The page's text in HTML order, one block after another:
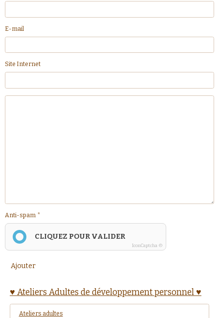
E-mail
Site Internet
Anti-spam
CLIQUEZ POUR VALIDER
IconCaptcha ©
Ajouter
♥ Ateliers Adultes de développement personnel ♥
Ateliers adultes